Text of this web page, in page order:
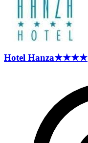
Hotel Hanza★★★★